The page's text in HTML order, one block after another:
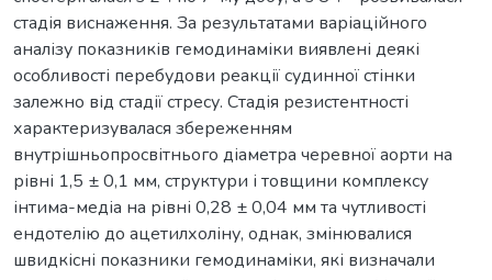
стадія виснаження. За результатами варіаційного
аналізу показників гемодинаміки виявлені деякі
особливості перебудови реакції судинної стінки
залежно від стадії стресу. Стадія резистентності
характеризувалася збереженням
внутрішньопросвітнього діаметра черевної аорти на
рівні 1,5 ± 0,1 мм, структури і товщини комплексу
інтима-медіа на рівні 0,28 ± 0,04 мм та чутливості
ендотелію до ацетилхоліну, однак, змінювалися
швидкісні показники гемодинаміки, які визначали